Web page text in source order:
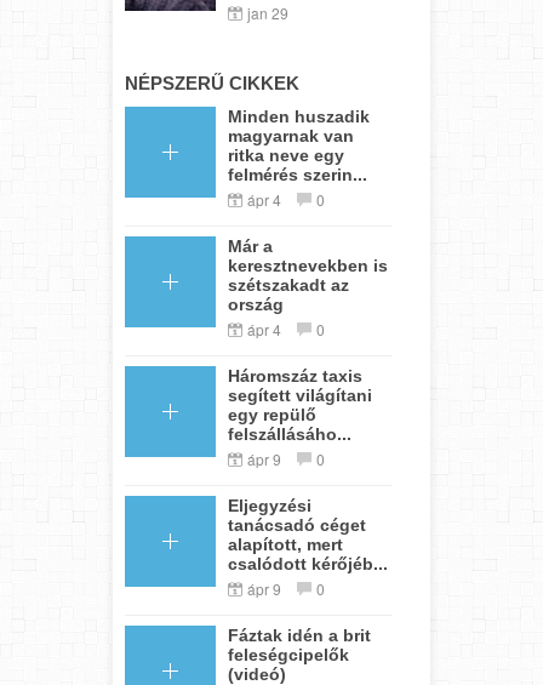
jan 29
NÉPSZERŰ CIKKEK
Minden huszadik
magyarnak van
ritka neve egy
felmérés szerin...
ápr 4 0
Már a
keresztnevekben is
szétszakadt az
ország
ápr 4 0
Háromszáz taxis
segített világítani
egy repülő
felszállásáho...
ápr 9 0
Eljegyzési
tanácsadó céget
alapított, mert
csalódott kérőjéb...
ápr 9 0
Fáztak idén a brit
feleségcipelők
(videó)